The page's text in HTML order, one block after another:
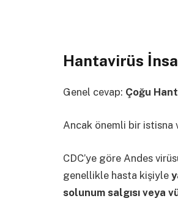
Hantavirüs
Genel cevap: Çoğu
Ancak önemli bir istisna
CDC’ye göre Andes
genellikle hasta kişiyle
solunum salgısı veya